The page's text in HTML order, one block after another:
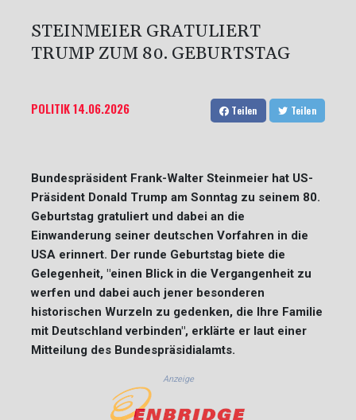
STEINMEIER GRATULIERT
TRUMP ZUM 80. GEBURTSTAG
POLITIK14.06.2026 Teilen Teilen
Bundespräsident Frank-Walter Steinmeier hat US-
Präsident Donald Trump am Sonntag zu seinem 80.
Geburtstag gratuliert und dabei an die
Einwanderung seiner deutschen Vorfahren in die
USA erinnert. Der runde Geburtstag biete die
Gelegenheit, "einen Blick in die Vergangenheit zu
werfen und dabei auch jener besonderen
historischen Wurzeln zu gedenken, die Ihre Familie
mit Deutschland verbinden", erklärte er laut einer
Mitteilung des Bundespräsidialamts.
Anzeige